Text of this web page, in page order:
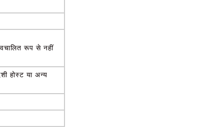
रूप से नहीं
होस्ट या अन्य